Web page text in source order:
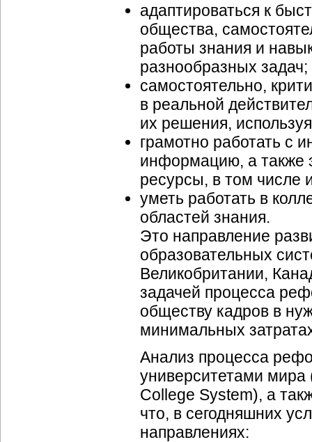
адаптироваться к
общества,
работы знания и
разнообразных задач;
самостоятельно,
в реальной
их решения,
грамотно работать с
информацию, а также
ресурсы, в том числе
уметь работать в
областей знания.
Это направление
образовательных
Великобритании,
задачей процесса
обществу кадров в
минимальных
Анализ процесса
университетами мира
College System), а
что, в сегодняшних
направлениях: